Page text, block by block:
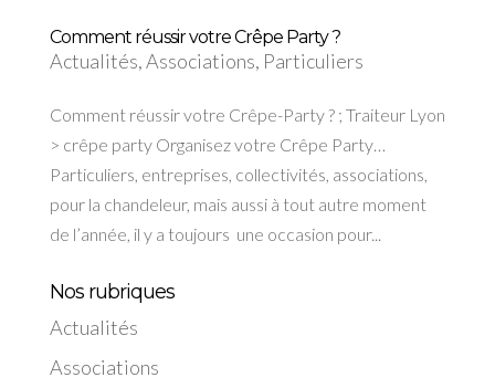
Comment réussir votre Crêpe Party ?
Actualités,Associations, Particuliers
Comment réussir votre Crêpe-Party ? ; Traiteur Lyon
> crêpe party Organisez votre Crêpe Party…
Particuliers, entreprises, collectivités, associations,
pour la chandeleur, mais aussi à tout autre moment
de l’année, il y a toujours une occasion pour...
Nos rubriques
Actualités
Associations